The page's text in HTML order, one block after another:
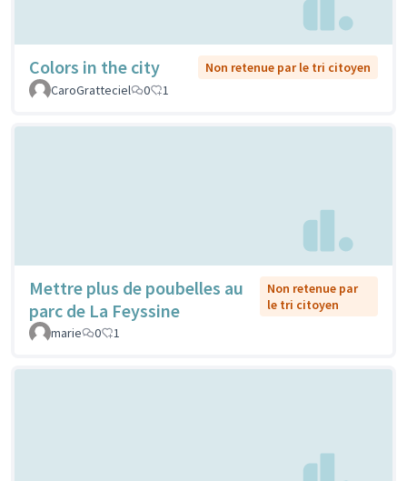
Colors in the city
Non retenue par le tri citoyen
CaroGratteciel
0 1
Mettre plus de poubelles au
parc de La Feyssine
Non retenue par
le tri citoyen
marie
0 1